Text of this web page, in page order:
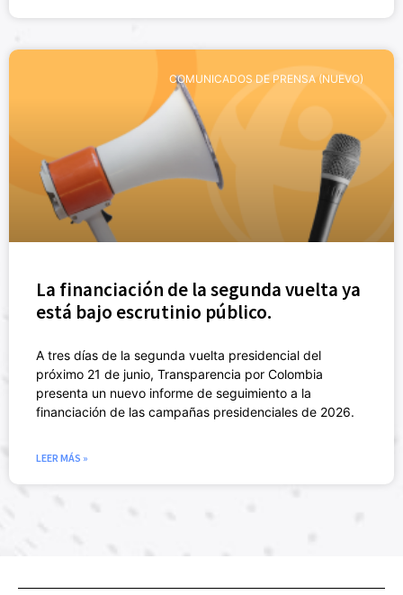
COMUNICADOS DE PRENSA (NUEVO)
La financiación de la segunda vuelta ya
está bajo escrutinio público.
A tres días de la segunda vuelta presidencial del
próximo 21 de junio, Transparencia por Colombia
presenta un nuevo informe de seguimiento a la
financiación de las campañas presidenciales de 2026.
LEER MÁS »